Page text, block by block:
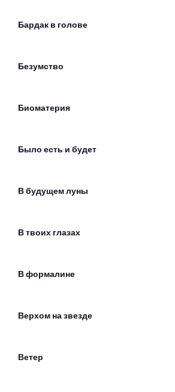
Бардак в голове
Безумство
Биоматерия
Было есть и будет
В будущем луны
В твоих глазах
В формалине
Верхом на звезде
Ветер